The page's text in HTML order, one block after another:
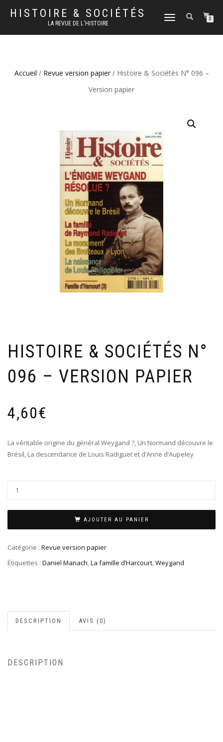
HISTOIRE & SOCIÉTÉS
LA REVUE DE L'HISTOIRE
DÉPLIER
NAVIGATION
0
Accueil / Revue version papier/ Histoire & Sociétés N° 096 –
Version papier
HISTOIRE & SOCIÉTÉS N°
096 – VERSION PAPIER
4,60€
La véritable origine du général Weygand ?, Un Normand découvre le
Brésil, La descendance de Louis Radiguet et d’Anne d’Aupeley
AJOUTER AU PANIER
Catégorie : Revue version papier
Étiquettes : Daniel Manach,La famille d’Harcourt,Weygand
DESCRIPTION AVIS (0)
DESCRIPTION